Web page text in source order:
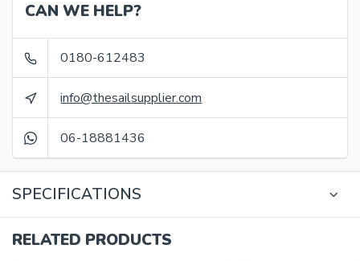
CAN WE HELP?
0180-612483
info@thesailsupplier.com
06-18881436
SPECIFICATIONS
RELATED PRODUCTS